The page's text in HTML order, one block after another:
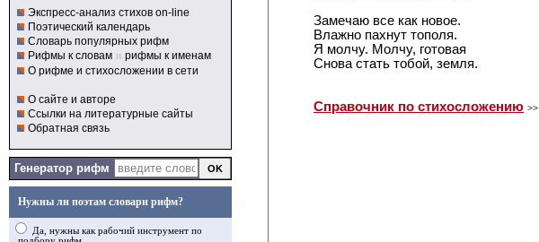
Экспресс-анализ стихов on-line
Поэтический календарь
Словарь популярных рифм
Рифмы к словам и рифмы к именам
О рифме и стихосложении в сети
О сайте и авторе
Ссылки на литературные сайты
Обратная связь
Генератор рифм
Нужны ли поэтам словари рифм?
Да, нужны как рабочий инструмент по
Замечаю все как новое.
Влажно пахнут тополя.
Я молчу. Молчу, готовая
Снова стать тобой, земля.
Справочник по стихосложению >>